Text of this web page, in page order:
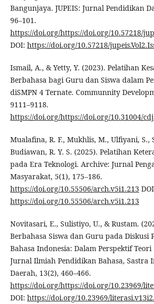
Bangunjaya. JUPEIS: Jurnal Pendidikan
96–101.
https://doi.org/https://doi.org/10.57218/
DOI: https://doi.org/10.57218/
Ismail, A., & Yetty, Y. (2023). Pelatihan
Berbahasa bagi Guru dan Siswa dalam
diSMPN 4 Ternate. Communnity
9111–9118.
https://doi.org/https://doi.org/10.31004/
Mualafina, R. F., Mukhlis, M., Ulfiyani, S.,
Budiawan, R. Y. S. (2025). Pelatihan
pada Era Teknologi. Archive: Jurnal
Masyarakat, 5(1), 175–186.
https://doi.org/10.55506/arch.v5i1.213
https://doi.org/10.55506/arch.v5i1.213
Novitasari, E., Sulistiyo, U., & Rustam.
Berbahasa Siswa dan Guru pada Diskusi
Bahasa Indonesia: Dalam Perspektif
Jurnal Ilmiah Pendidikan Bahasa, Sastra
Daerah, 13(2), 460–466.
https://doi.org/https://doi.org/10.23969/
DOI: https://doi.org/10.23969/